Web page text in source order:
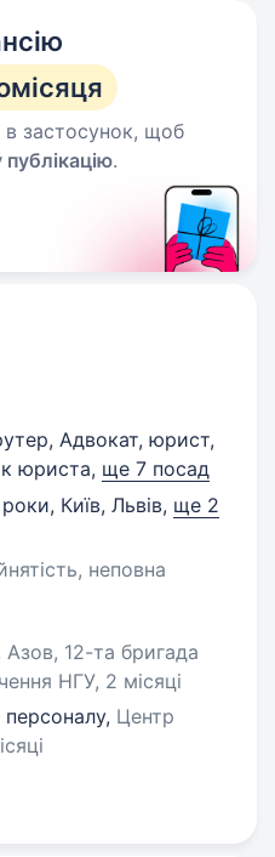
в застосунок, щоб
.
Адвокат, юрист,
юриста, ще 7 посад
, Київ, Львів, ще 2
неповна
Азов, 12-та бригада
НГУ, 2 місяці
Центр